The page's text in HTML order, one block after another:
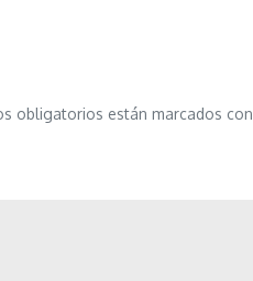
obligatorios están marcados con